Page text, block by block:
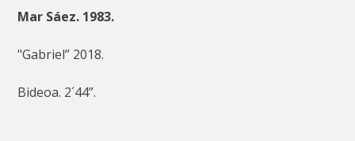
Mar Sáez. 1983.
"Gabriel” 2018.
Bideoa. 2´44”.